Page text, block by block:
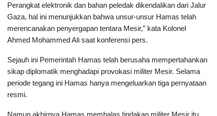
Perangkat elektronik dan bahan peledak dikendalikan dari Jalur
Gaza, hal ini menunjukkan bahwa unsur-unsur Hamas telah
merencanakan penyergapan tentara Mesir,” kata Kolonel
Ahmed Mohammed Ali saat konferensi pers.
Sejauh ini Pemerintah Hamas telah berusaha mempertahankan
sikap diplomatik menghadapi provokasi militer Mesir. Selama
periode tegang ini Hamas hanya mengeluarkan tiga pernyataan
resmi.
Namun akhirnya Hamas membalas tindakan militer Mesir itu